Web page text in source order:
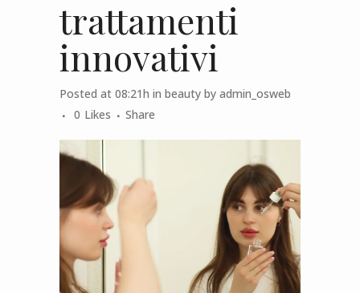
trattamenti
innovativi
Posted at 08:21h in beauty by admin_osweb
0 Likes Share